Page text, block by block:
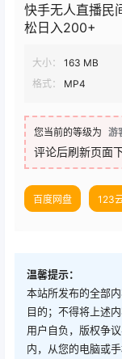
快手无人直播民
松日入200+
大小：
163 MB
格式：
MP4
您当前的等级为 游
评论后刷新页面
百度网盘 123
温馨提示：
本站所发布的全部
目的；不得将上述
用户自负，版权争
内，从您的电脑或